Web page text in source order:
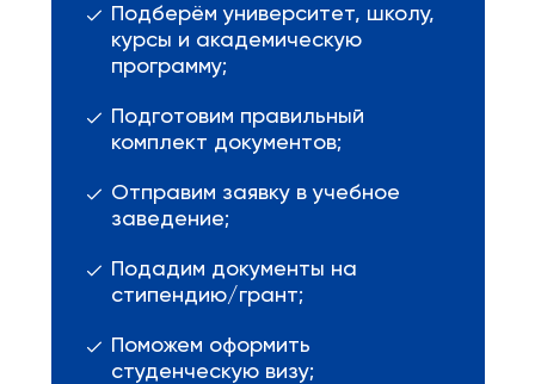
Подберём университет, школу,
курсы и академическую
программу;
Подготовим правильный
комплект документов;
Отправим заявку в учебное
заведение;
Подадим документы на
стипендию/грант;
Поможем оформить
студенческую визу;